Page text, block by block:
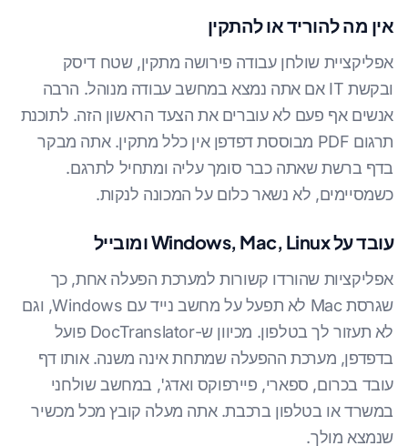
אין מה להוריד או להתקין
אפליקציית שולחן עבודה פירושה מתקין, שטח דיסק
ובקשת IT אם אתה נמצא במחשב עבודה מנוהל. הרבה
אנשים אף פעם לא עוברים את הצעד הראשון הזה. לתוכנת
תרגום PDF מבוססת דפדפן אין כלל מתקין. אתה מבקר
בדף ברשת שאתה כבר סומך עליה ומתחיל לתרגם.
כשמסיימים, לא נשאר כלום על המכונה לנקות.
עובד על Windows, Mac, Linux ומובייל
אפליקציות שהורדו קשורות למערכת הפעלה אחת, כך
שגרסת Mac לא תפעל על מחשב נייד עם Windows, וגם
לא תעזור לך בטלפון. מכיוון ש-DocTranslator פועל
בדפדפן, מערכת ההפעלה שמתחת אינה משנה. אותו דף
עובד בכרום, ספארי, פיירפוקס ואדג', במחשב שולחני
במשרד או בטלפון ברכבת. אתה מעלה קובץ מכל מכשיר
שנמצא מולך.